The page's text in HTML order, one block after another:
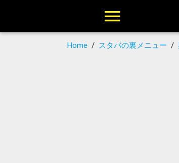
Home / スタバの裏メニュー /